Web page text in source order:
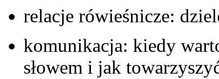
relacje rówieśnicze:
komunikacja: kiedy
słowem i jak